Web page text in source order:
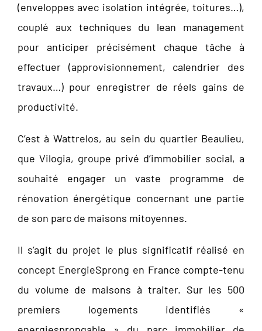
(enveloppes avec isolation intégrée, toitures…),
couplé aux techniques du lean management
pour anticiper précisément chaque tâche à
effectuer (approvisionnement, calendrier des
travaux…) pour enregistrer de réels gains de
productivité.
C’est à Wattrelos, au sein du quartier Beaulieu,
que Vilogia, groupe privé d’immobilier social, a
souhaité engager un vaste programme de
rénovation énergétique concernant une partie
de son parc de maisons mitoyennes.
Il s’agit du projet le plus significatif réalisé en
concept EnergieSprong en France compte-tenu
du volume de maisons à traiter. Sur les 500
premiers logements identifiés «